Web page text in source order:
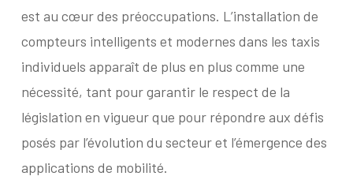
est au cœur des préoccupations. L’installation de
compteurs intelligents et modernes dans les taxis
individuels apparaît de plus en plus comme une
nécessité, tant pour garantir le respect de la
législation en vigueur que pour répondre aux défis
posés par l’évolution du secteur et l’émergence des
applications de mobilité.